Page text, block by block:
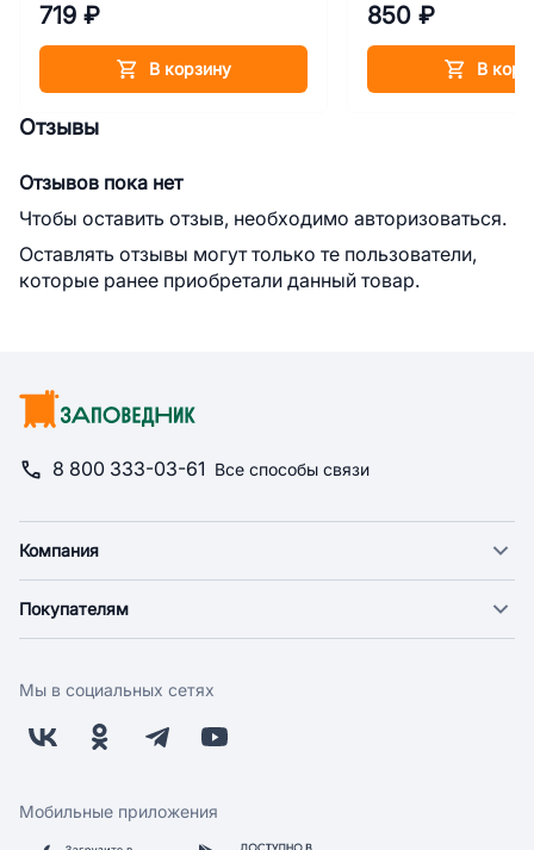
719 ₽
В корзину
850 ₽
В
Отзывы
Отзывов пока нет
Чтобы оставить отзыв, необходимо авторизоваться.
Оставлять отзывы могут только те пользователи,
которые ранее приобретали данный товар.
8 800 333-03-61 Все способы связи
Компания
Новости
Поставщикам
Заводчикам
Обратная связь
Покупателям
Оплата
Бонусная программа
Скидки и акции
Мы в социальных сетях
Мобильные приложения